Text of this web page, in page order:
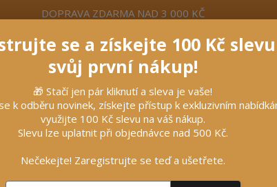
DOPRAVA ZDARMA NAD 3 000 KČ
Více Nevíte si rady? Zavolejte. +420
Vybavení stájí
se a získejte 100 Kč
svůj první nákup!
🎁 Stačí jen pár kliknutí a sleva je vaše!
k odběru novinek, získejte přístup k exkluzivním
využijte 100 Kč slevu na váš nákup.
Slevu lze uplatnit při objednávce nad 500 Kč.
Nečekejte! Zaregistrujte se teď a ušetřete.